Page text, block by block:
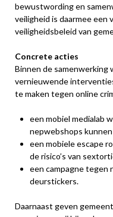
bewustwording en
veiligheid is daarmee een
veiligheidsbeleid van
Concrete acties
Binnen de samenwerking
vernieuwende
te maken tegen online
een mobiel medialab
nepwebshops
een mobiele escape
de risico’s van
een campagne tegen
deurstickers.
Daarnaast geven